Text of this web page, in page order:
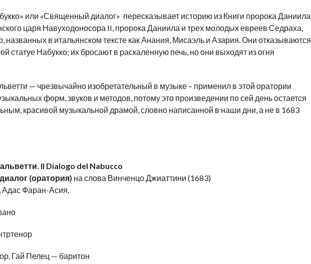
или «Священный диалог» пересказывает историю из Книги пророка Даниила
царя Навуходоносора II, пророка Даниила и трех молодых евреев Седраха,
названных в итальянском тексте как Анания, Мисаэль и Азария. Они отказываются
статуе Набукко; их бросают в раскаленную печь, но они выходят из огня
— чрезвычайно изобретательный в музыке – применил в этой оратории
форм, звуков и методов, потому это произведении по сей день остается
красивой музыкальной драмой, словно написанной в наши дни, а не в 1683
Il Dialogo del Nabucco
(оратория) на слова Винченцо Джиаттини (1683)
Фаран-Асия,
Гай Пелец — баритон